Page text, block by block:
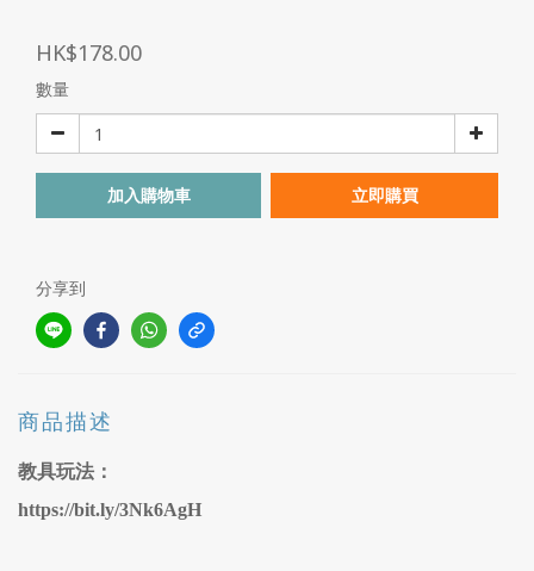
HK$178.00
數量
加入購物車 立即購買
分享到
商品描述
教具玩法：
https://bit.ly/3Nk6AgH